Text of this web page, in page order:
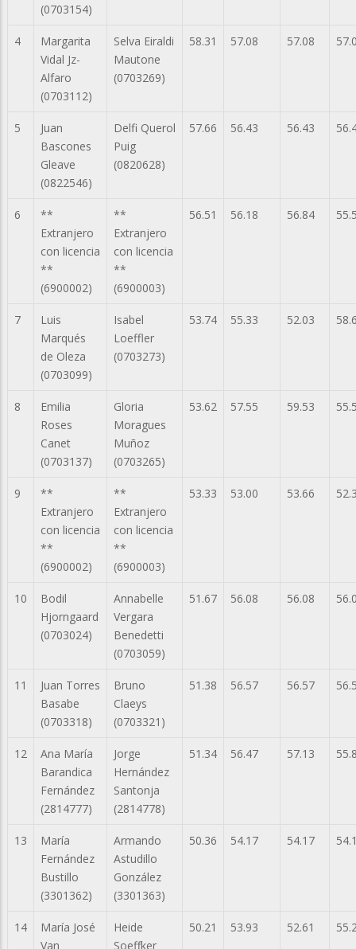
(0703154)
4
Margarita
Vidal Jz-
Alfaro
(0703112)
Selva Eiraldi
Mautone
(0703269)
58.31 57.08 57.08
5
Juan
Bascones
Gleave
(0822546)
Delfi Querol
Puig
(0820628)
57.66 56.43 56.43
6
**
Extranjero
con licencia
**
(6900002)
**
Extranjero
con licencia
**
(6900003)
56.51 56.18 56.84
7
Luis
Marqués
de Oleza
(0703099)
Isabel
Loeffler
(0703273)
53.74 55.33 52.03
8
Emilia
Roses
Canet
(0703137)
Gloria
Moragues
Muñoz
(0703265)
53.62 57.55 59.53
9
**
Extranjero
con licencia
**
(6900002)
**
Extranjero
con licencia
**
(6900003)
53.33 53.00 53.66
10
Bodil
Hjorngaard
(0703024)
Annabelle
Vergara
Benedetti
(0703059)
51.67 56.08 56.08
11
Juan Torres
Basabe
(0703318)
Bruno
Claeys
(0703321)
51.38 56.57 56.57
12
Ana María
Barandica
Fernández
(2814777)
Jorge
Hernández
Santonja
(2814778)
51.34 56.47 57.13
13
María
Fernández
Bustillo
(3301362)
Armando
Astudillo
González
(3301363)
50.36 54.17 54.17
14
María José
Van
Heide
Soeffker
50.21 53.93 52.61